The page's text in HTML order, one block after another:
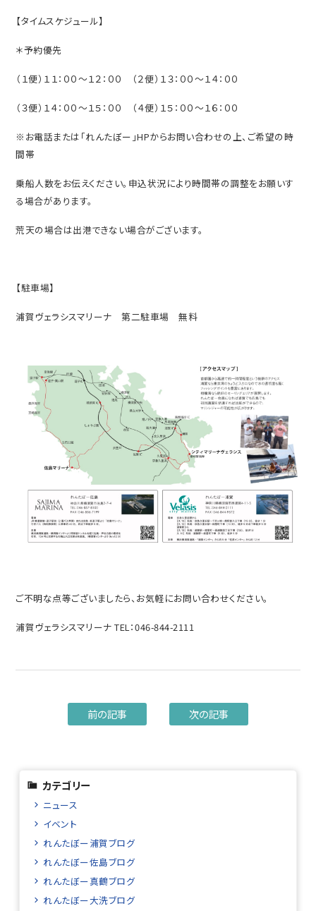
【タイムスケジュール】
＊予約優先
（１便）１１：００～１２：００ （２便）１３：００～１４：００
（３便）１４：００～１５：００ （４便）１５：００～１６：００
※お電話または「れんたぼー」HPからお問い合わせの上、ご希望の時
間帯
乗船人数をお伝えください。申込状況により時間帯の調整をお願いす
る場合があります。
荒天の場合は出港できない場合がございます。
【駐車場】
浦賀ヴェラシスマリーナ 第二駐車場 無料
ご不明な点等ございましたら、お気軽にお問い合わせください。
浦賀ヴェラシスマリーナ TEL：046-844-2111
前の記事 次の記事
カテゴリー
ニュース
イベント
れんたぼー浦賀ブログ
れんたぼー佐島ブログ
れんたぼー真鶴ブログ
れんたぼー大洗ブログ